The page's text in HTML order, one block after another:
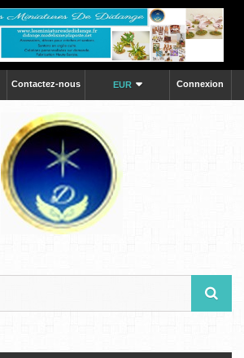
Connexion
EUR
Contactez-nous